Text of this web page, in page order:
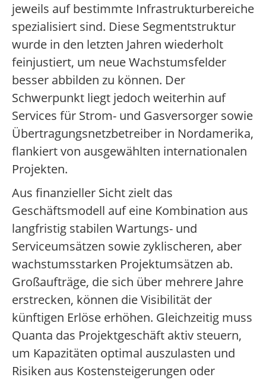
jeweils auf bestimmte Infrastrukturbereiche
spezialisiert sind. Diese Segmentstruktur
wurde in den letzten Jahren wiederholt
feinjustiert, um neue Wachstumsfelder
besser abbilden zu können. Der
Schwerpunkt liegt jedoch weiterhin auf
Services für Strom- und Gasversorger sowie
Übertragungsnetzbetreiber in Nordamerika,
flankiert von ausgewählten internationalen
Projekten.
Aus finanzieller Sicht zielt das
Geschäftsmodell auf eine Kombination aus
langfristig stabilen Wartungs- und
Serviceumsätzen sowie zyklischeren, aber
wachstumsstarken Projektumsätzen ab.
Großaufträge, die sich über mehrere Jahre
erstrecken, können die Visibilität der
künftigen Erlöse erhöhen. Gleichzeitig muss
Quanta das Projektgeschäft aktiv steuern,
um Kapazitäten optimal auszulasten und
Risiken aus Kostensteigerungen oder